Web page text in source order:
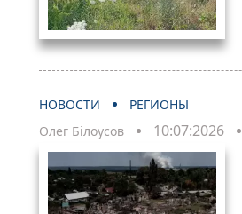
НОВОСТИ
РЕГИОНЫ
Олег Білоусов
10:07:2026